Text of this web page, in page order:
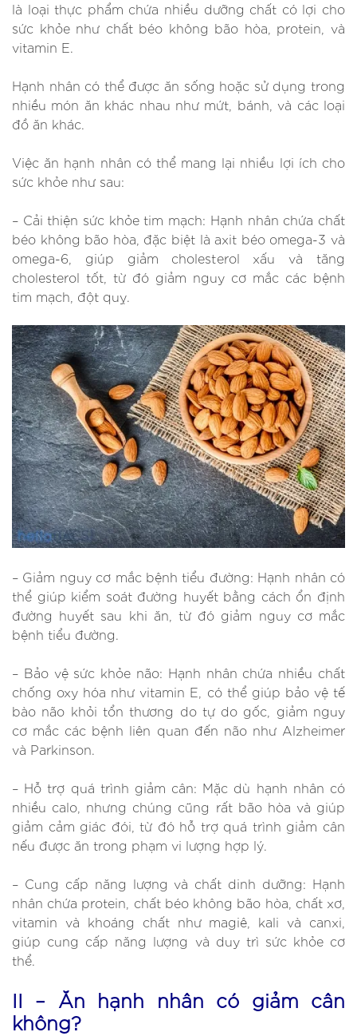
là loại thực phẩm chứa nhiều dưỡng chất có lợi cho
sức khỏe như chất béo không bão hòa, protein, và
vitamin E.
Hạnh nhân có thể được ăn sống hoặc sử dụng trong
nhiều món ăn khác nhau như mứt, bánh, và các loại
đồ ăn khác.
Việc ăn hạnh nhân có thể mang lại nhiều lợi ích cho
sức khỏe như sau:
– Cải thiện sức khỏe tim mạch: Hạnh nhân chứa chất
béo không bão hòa, đặc biệt là axit béo omega-3 và
omega-6, giúp giảm cholesterol xấu và tăng
cholesterol tốt, từ đó giảm nguy cơ mắc các bệnh
tim mạch, đột quỵ.
– Giảm nguy cơ mắc bệnh tiểu đường: Hạnh nhân có
thể giúp kiểm soát đường huyết bằng cách ổn định
đường huyết sau khi ăn, từ đó giảm nguy cơ mắc
bệnh tiểu đường.
– Bảo vệ sức khỏe não: Hạnh nhân chứa nhiều chất
chống oxy hóa như vitamin E, có thể giúp bảo vệ tế
bào não khỏi tổn thương do tự do gốc, giảm nguy
cơ mắc các bệnh liên quan đến não như Alzheimer
và Parkinson.
– Hỗ trợ quá trình giảm cân: Mặc dù hạnh nhân có
nhiều calo, nhưng chúng cũng rất bão hòa và giúp
giảm cảm giác đói, từ đó hỗ trợ quá trình giảm cân
nếu được ăn trong phạm vi lượng hợp lý.
– Cung cấp năng lượng và chất dinh dưỡng: Hạnh
nhân chứa protein, chất béo không bão hòa, chất xơ,
vitamin và khoáng chất như magiê, kali và canxi,
giúp cung cấp năng lượng và duy trì sức khỏe cơ
thể.
II – Ăn hạnh nhân có giảm cân
không?